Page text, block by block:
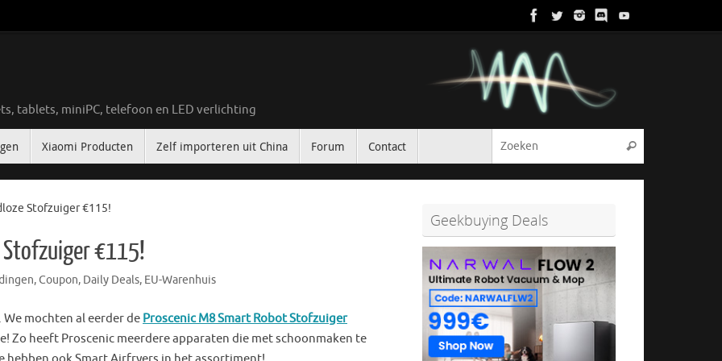
tablets, miniPC, telefoon en LED verlichting
Xiaomi Producten Zelf importeren uit China Forum Contact Zoeken
Stofzuiger €115!
Stofzuiger €115!
,Coupon, Daily Deals, EU-Warenhuis
mochten al eerder de Proscenic M8 Smart Robot Stofzuiger
Zo heeft Proscenic meerdere apparaten die met schoonmaken te
Geekbuying Deals